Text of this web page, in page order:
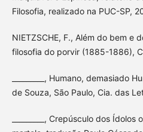
Filosofia, realizado na PUC-SP,
NIETZSCHE, F., Além do bem e
filosofia do porvir (1885-1886),
_________, Humano, demasiado
de Souza, São Paulo, Cia. das
_________, Crepúsculo dos